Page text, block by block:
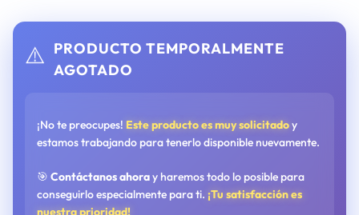
⚠️ PRODUCTO TEMPORALMENTE
AGOTADO
¡No te preocupes! Este producto es muy solicitadoy
estamos trabajando para tenerlo disponible nuevamente.
🎯 Contáctanos ahoray haremos todo lo posible para
conseguirlo especialmente para ti. ¡Tu satisfacción es
nuestra prioridad!